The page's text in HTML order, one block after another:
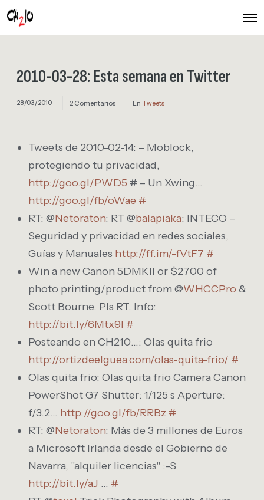
O
2010-03-28: Esta semana en Twitter
28/03/2010 2 Comentarios En Tweets
Tweets de 2010-02-14: – Moblock,
protegiendo tu privacidad,
http://goo.gl/PWD5 # – Un Xwing…
http://goo.gl/fb/oWae #
RT: @Netoraton: RT @balapiaka: INTECO –
Seguridad y privacidad en redes sociales,
Guías y Manuales http://ff.im/-fVtF7 #
Win a new Canon 5DMKII or $2700 of
photo printing/product from @WHCCPro &
Scott Bourne. Pls RT. Info:
http://bit.ly/6Mtx9I #
Posteando en CH210…: Olas quita frio
http://ortizdeelguea.com/olas-quita-frio/ #
Olas quita frio: Olas quita frio Camera Canon
PowerShot G7 Shutter: 1/125 s Aperture:
f/3.2… http://goo.gl/fb/RRBz #
RT: @Netoraton: Más de 3 millones de Euros
a Microsoft Irlanda desde el Gobierno de
Navarra, "alquiler licencias" :-S
http://bit.ly/aJ … #